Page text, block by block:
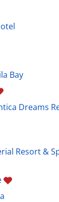
Bay
Dreams
Resort &